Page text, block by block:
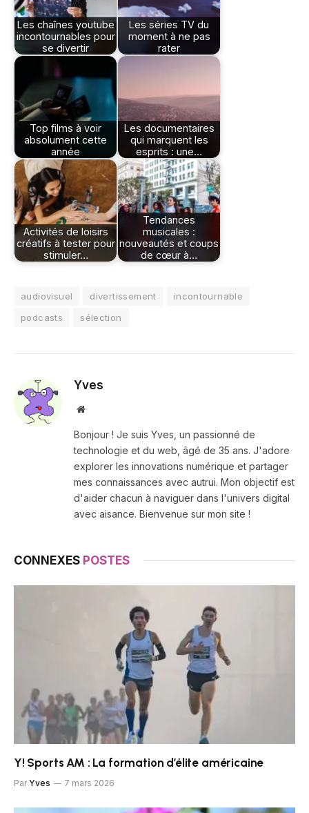
Les chaînes youtube
incontournables pour
se divertir
Les séries TV du
moment à ne pas
rater
Top films à voir
absolument cette
année
Les documentaires
qui marquent les
esprits : une…
Activités de loisirs
créatifs à tester pour
stimuler…
Tendances
musicales :
nouveautés et coups
de cœur à…
audiovisuel divertissement
incontournable
podcasts
sélection
Yves
Site
Bonjour ! Je suis Yves, un passionné de
technologie et du web, âgé de 35 ans. J'adore
explorer les innovations numérique et partager
mes connaissances avec autrui. Mon objectif est
d'aider chacun à naviguer dans l'univers digital
avec aisance. Bienvenue sur mon site !
CONNEXES POSTES
Y! Sports AM : La formation d’élite américaine
Par Yves 7 mars 2026